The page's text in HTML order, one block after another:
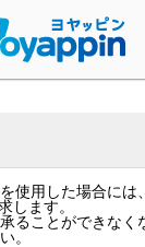
使用した場合には
します。
ることができなく
。